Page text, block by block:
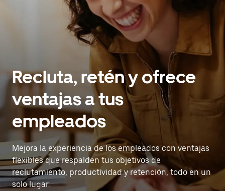
Recluta, retén y ofrece
ventajas a tus
empleados
Mejora la experiencia de los empleados con ventajas
flexibles que respalden tus objetivos de
reclutamiento, productividad y retención, todo en un
solo lugar.